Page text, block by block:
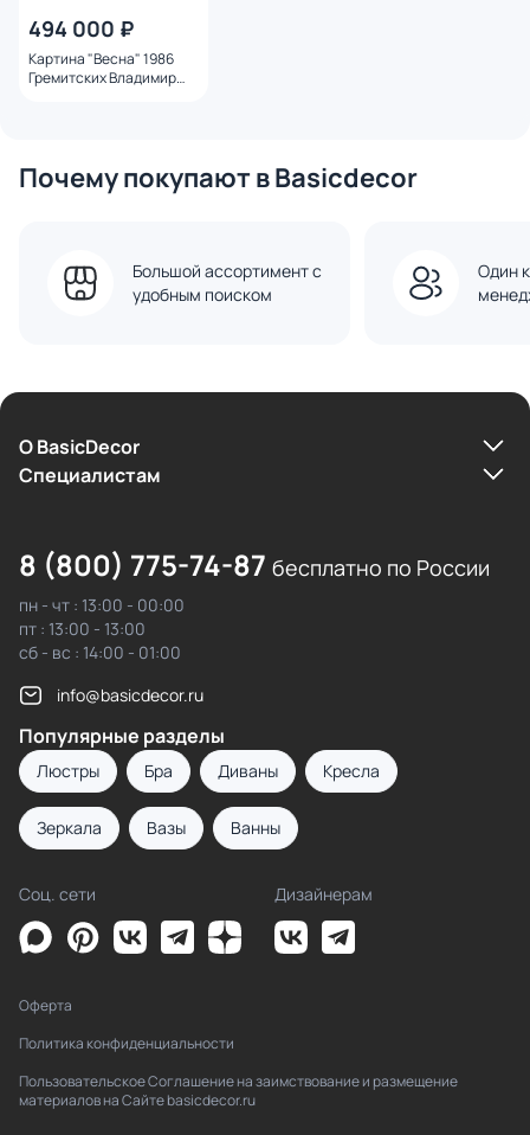
494 000 ₽
Картина "Весна" 1986
Гремитских Владимир
Почему покупают в Basicdecor
Большой ассортимент с
удобным поиском
Один
О BasicDecor
Cпециалистам
8 (800) 775-74-87 бесплатно по России
пн - чт : 13:00 - 00:00
пт : 13:00 - 13:00
сб - вс : 14:00 - 01:00
info@basicdecor.ru
Популярные разделы
Люстры Бра Диваны Кресла
Зеркала Вазы Ванны
Соц. сети Дизайнерам
Оферта
Политика конфиденциальности
Пользовательское Соглашение на заимствование и размещение
материалов на Сайте basicdecor.ru